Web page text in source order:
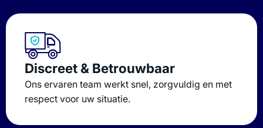
Discreet & Betrouwbaar
Ons ervaren team werkt snel, zorgvuldig en met
respect voor uw situatie.